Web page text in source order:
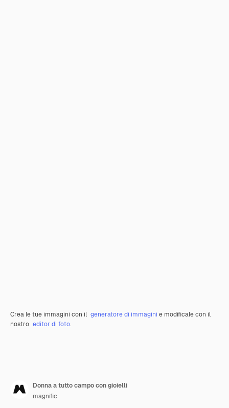
Crea le tue immagini con il generatore di immagini e modificale con il
nostro editor di foto.
Donna a tutto campo con gioielli
magnific